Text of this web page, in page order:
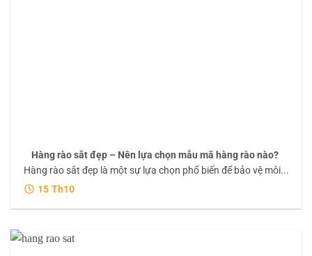
Hàng rào sắt đẹp – Nên lựa chọn mẫu mã hàng rào nào?
Hàng rào sắt đẹp là một sự lựa chọn phổ biến để bảo vệ môi...
15 Th10